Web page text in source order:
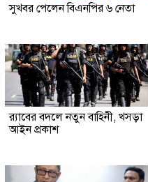
সুখবর পেলেন বিএনপির ৬ নেতা
র‍্যাবের বদলে নতুন বাহিনী, খসড়া
আইন প্রকাশ